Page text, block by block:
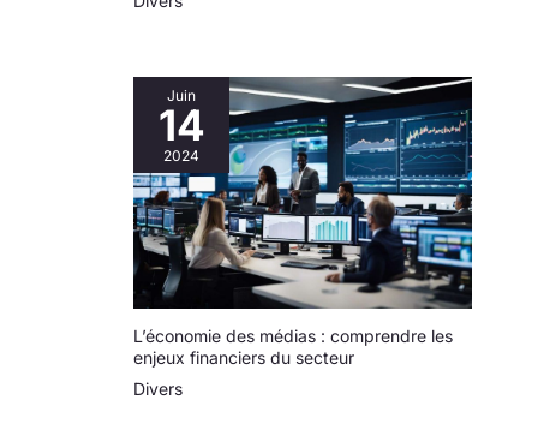
Juin
14
2024
L’économie des médias : comprendre les
enjeux financiers du secteur
Divers